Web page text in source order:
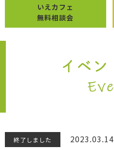
いえカフェ
無料相談会
終了しました 2023.03.14